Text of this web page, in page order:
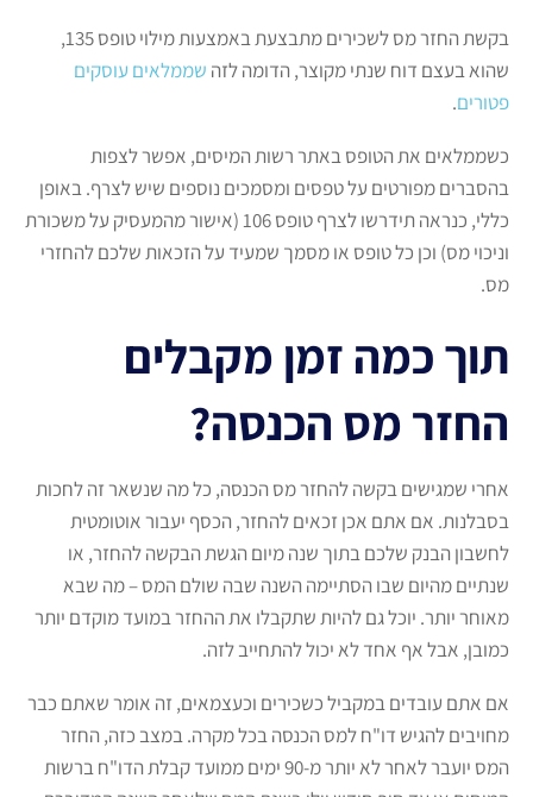
בקשת החזר מס לשכירים מתבצעת באמצעות מילוי טופס 135,
שהוא בעצם דוח שנתי מקוצר, הדומה לזה שממלאים עוסקים
פטורים.
כשממלאים את הטופס באתר רשות המיסים, אפשר לצפות
בהסברים מפורטים על טפסים ומסמכים נוספים שיש לצרף. באופן
כללי, כנראה תידרשו לצרף טופס 106 (אישור מהמעסיק על משכורת
וניכוי מס) וכן כל טופס או מסמך שמעיד על הזכאות שלכם להחזרי
מס.
תוך כמה זמן מקבלים
החזר מס הכנסה?
אחרי שמגישים בקשה להחזר מס הכנסה, כל מה שנשאר זה לחכות
בסבלנות. אם אתם אכן זכאים להחזר, הכסף יעבור אוטומטית
לחשבון הבנק שלכם בתוך שנה מיום הגשת הבקשה להחזר, או
שנתיים מהיום שבו הסתיימה השנה שבה שולם המס – מה שבא
מאוחר יותר. יוכל גם להיות שתקבלו את ההחזר במועד מוקדם יותר
כמובן, אבל אף אחד לא יכול להתחייב לזה.
אם אתם עובדים במקביל כשכירים וכעצמאים, זה אומר שאתם כבר
מחויבים להגיש דו"ח למס הכנסה בכל מקרה. במצב כזה, החזר
המס יועבר לאחר לא יותר מ-90 ימים ממועד קבלת הדו"ח ברשות